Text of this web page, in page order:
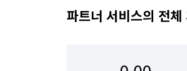
파트너 서비스의 전체